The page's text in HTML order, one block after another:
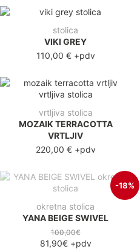
stolica
VIKI GREY
110,00 €+pdv
vrtljiva stolica
MOZAIK TERRACOTTA
VRTLJIV
220,00 €+pdv
-18%
okretna stolica
YANA BEIGE SWIVEL
100,00€
81,90€+pdv